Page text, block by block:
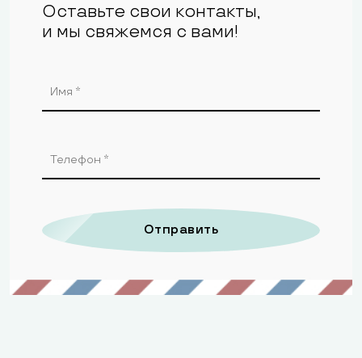
Оставьте свои контакты,
и мы свяжемся с вами!
Отправить